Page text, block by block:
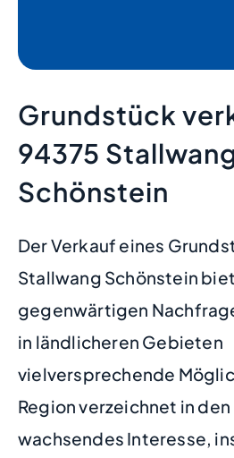
Grundstück
94375
Schönstein
Der Verkauf eines
Stallwang Schönstein
gegenwärtigen
in ländlicheren Gebieten
vielversprechende
Region verzeichnet in
wachsendes Interesse,